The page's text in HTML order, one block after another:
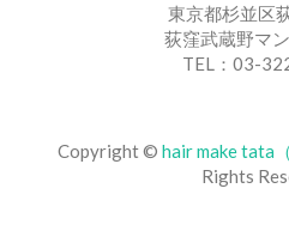
東京都杉並区
荻窪武蔵野マ
TEL：03-
Copyright © hair make tata
Rights